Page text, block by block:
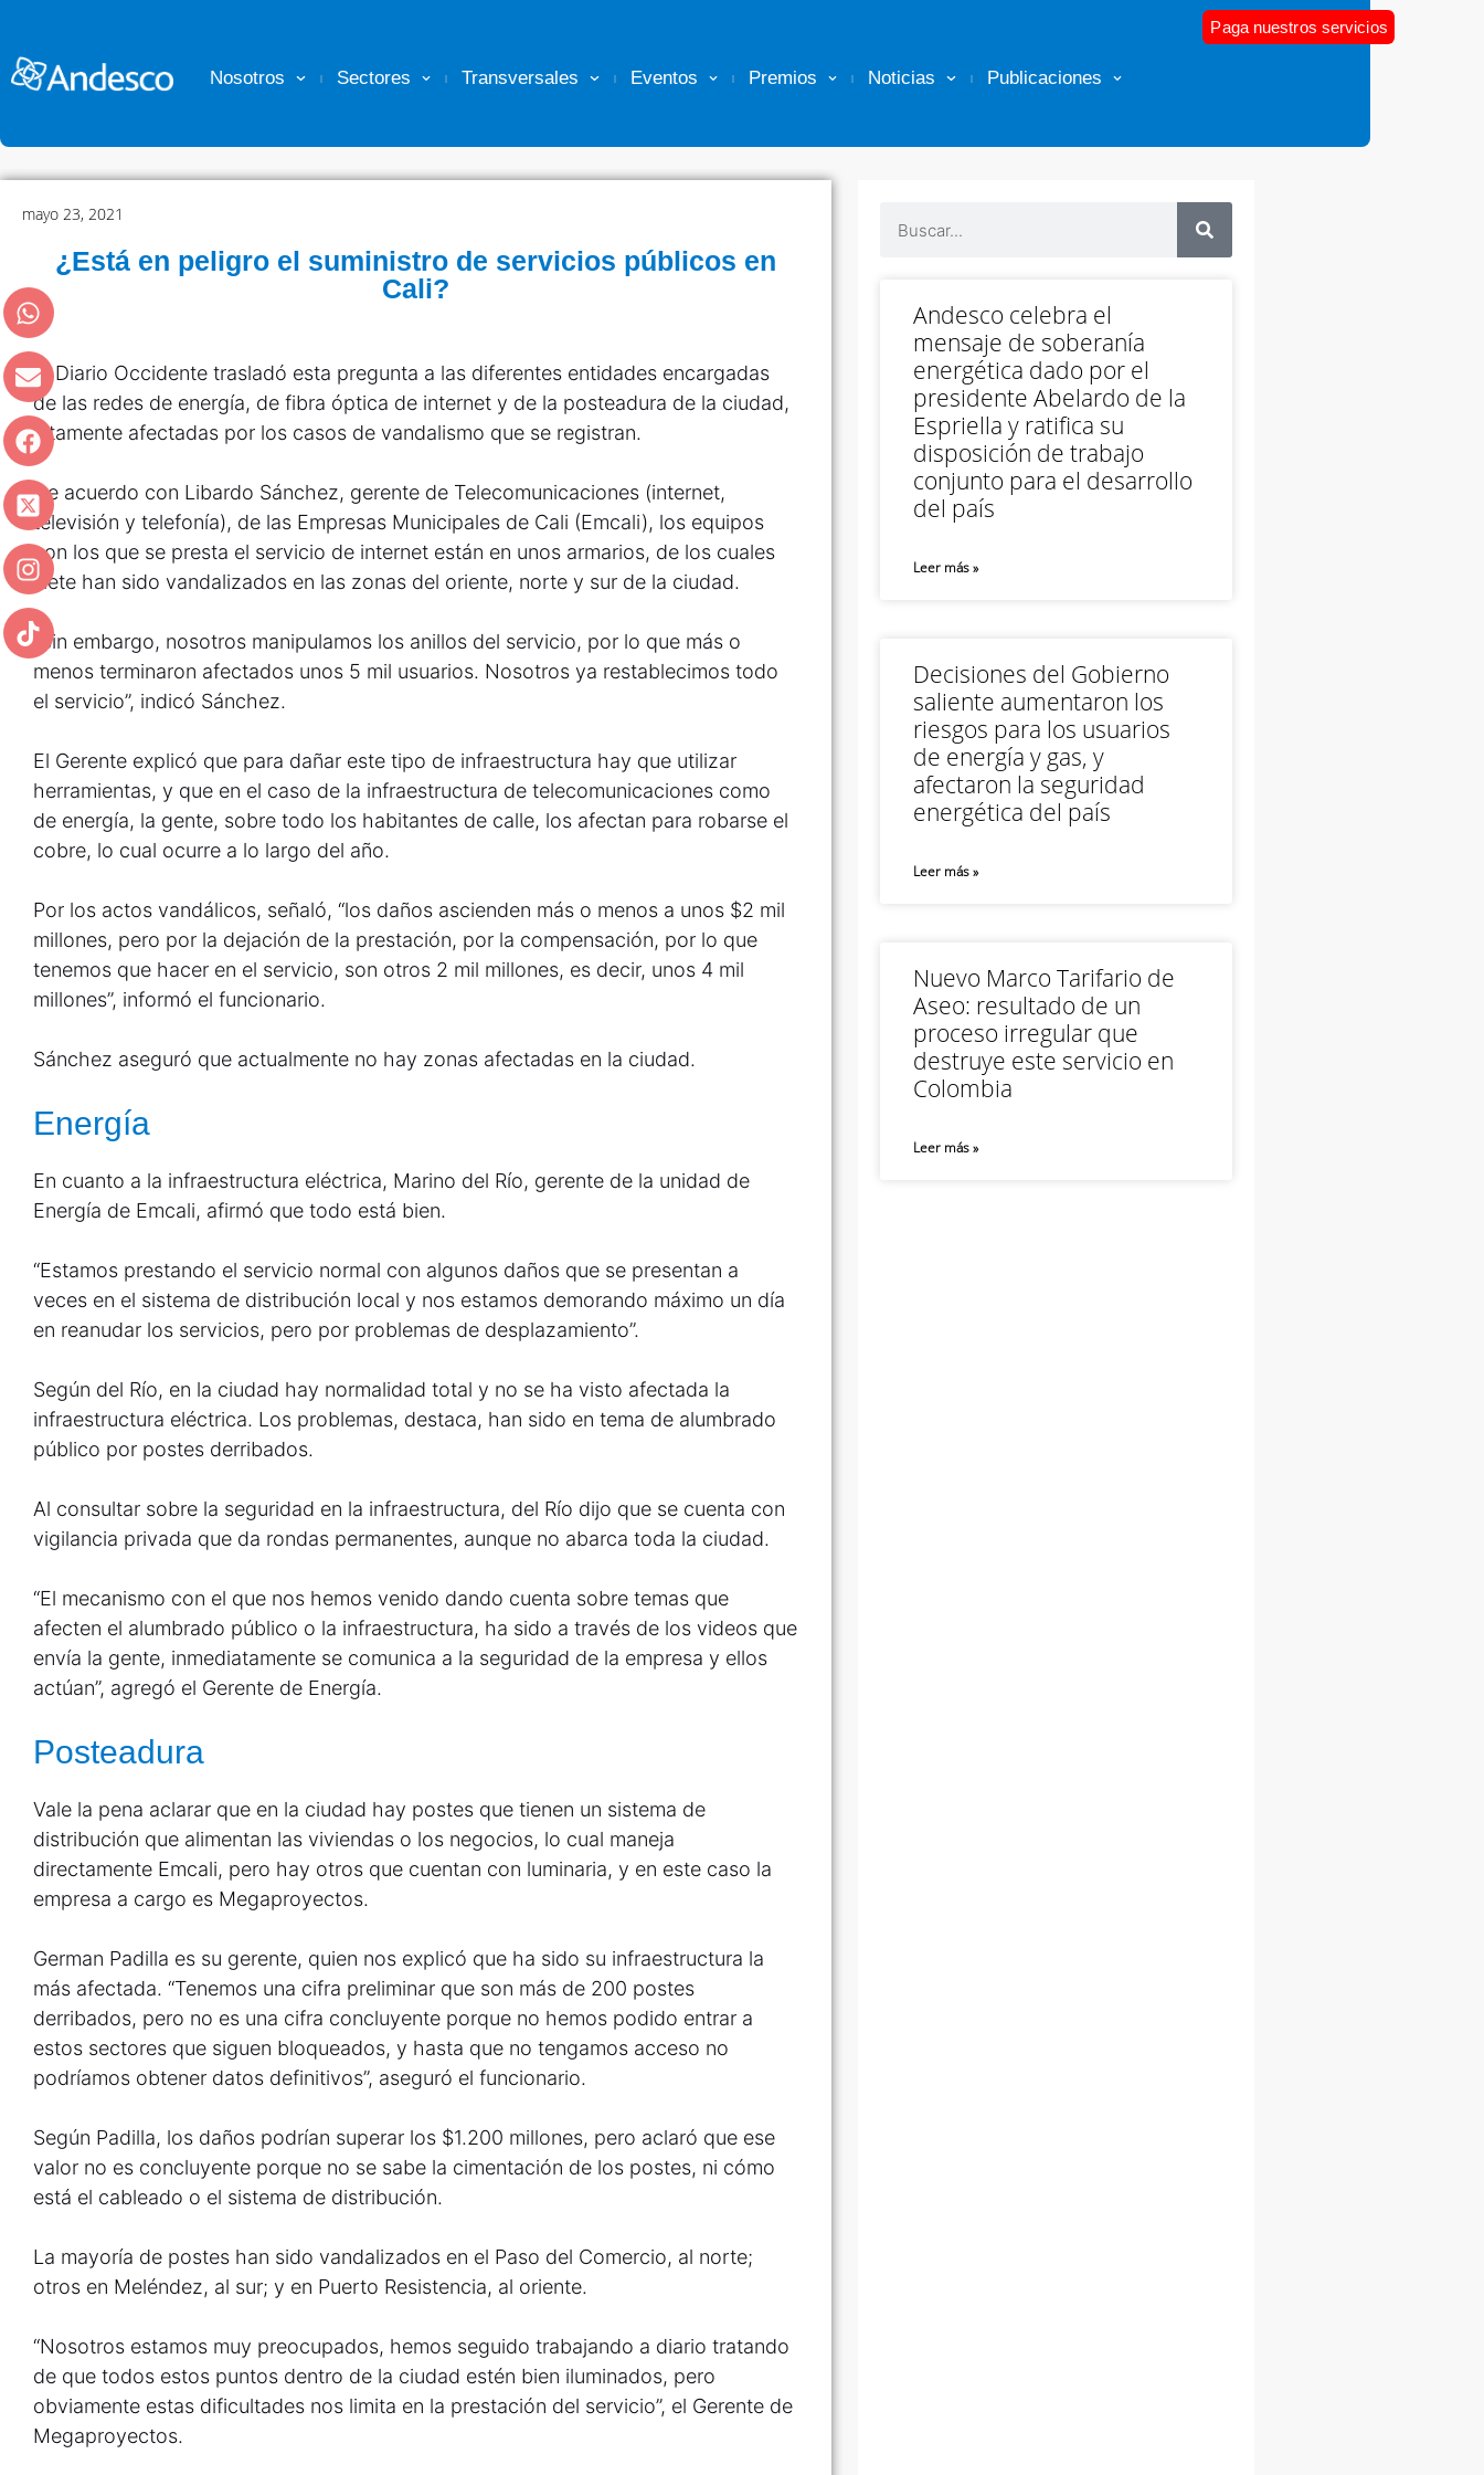
Nosotros Sectores Transversales Eventos Premios Noticias Publicaciones
Paga nuestros servicios
mayo 23, 2021
¿Está en peligro el suministro de servicios públicos en
Cali?
El Diario Occidente trasladó esta pregunta a las diferentes entidades encargadas
de las redes de energía, de fibra óptica de internet y de la posteadura de la ciudad,
altamente afectadas por los casos de vandalismo que se registran.
De acuerdo con Libardo Sánchez, gerente de Telecomunicaciones (internet,
televisión y telefonía), de las Empresas Municipales de Cali (Emcali), los equipos
con los que se presta el servicio de internet están en unos armarios, de los cuales
siete han sido vandalizados en las zonas del oriente, norte y sur de la ciudad.
“Sin embargo, nosotros manipulamos los anillos del servicio, por lo que más o
menos terminaron afectados unos 5 mil usuarios. Nosotros ya restablecimos todo
el servicio”, indicó Sánchez.
El Gerente explicó que para dañar este tipo de infraestructura hay que utilizar
herramientas, y que en el caso de la infraestructura de telecomunicaciones como
de energía, la gente, sobre todo los habitantes de calle, los afectan para robarse el
cobre, lo cual ocurre a lo largo del año.
Por los actos vandálicos, señaló, “los daños ascienden más o menos a unos $2 mil
millones, pero por la dejación de la prestación, por la compensación, por lo que
tenemos que hacer en el servicio, son otros 2 mil millones, es decir, unos 4 mil
millones”, informó el funcionario.
Sánchez aseguró que actualmente no hay zonas afectadas en la ciudad.
Energía
En cuanto a la infraestructura eléctrica, Marino del Río, gerente de la unidad de
Energía de Emcali, afirmó que todo está bien.
“Estamos prestando el servicio normal con algunos daños que se presentan a
veces en el sistema de distribución local y nos estamos demorando máximo un día
en reanudar los servicios, pero por problemas de desplazamiento”.
Según del Río, en la ciudad hay normalidad total y no se ha visto afectada la
infraestructura eléctrica. Los problemas, destaca, han sido en tema de alumbrado
público por postes derribados.
Al consultar sobre la seguridad en la infraestructura, del Río dijo que se cuenta con
vigilancia privada que da rondas permanentes, aunque no abarca toda la ciudad.
“El mecanismo con el que nos hemos venido dando cuenta sobre temas que
afecten el alumbrado público o la infraestructura, ha sido a través de los videos que
envía la gente, inmediatamente se comunica a la seguridad de la empresa y ellos
actúan”, agregó el Gerente de Energía.
Posteadura
Vale la pena aclarar que en la ciudad hay postes que tienen un sistema de
distribución que alimentan las viviendas o los negocios, lo cual maneja
directamente Emcali, pero hay otros que cuentan con luminaria, y en este caso la
empresa a cargo es Megaproyectos.
German Padilla es su gerente, quien nos explicó que ha sido su infraestructura la
más afectada. “Tenemos una cifra preliminar que son más de 200 postes
derribados, pero no es una cifra concluyente porque no hemos podido entrar a
estos sectores que siguen bloqueados, y hasta que no tengamos acceso no
podríamos obtener datos definitivos”, aseguró el funcionario.
Según Padilla, los daños podrían superar los $1.200 millones, pero aclaró que ese
valor no es concluyente porque no se sabe la cimentación de los postes, ni cómo
está el cableado o el sistema de distribución.
La mayoría de postes han sido vandalizados en el Paso del Comercio, al norte;
otros en Meléndez, al sur; y en Puerto Resistencia, al oriente.
“Nosotros estamos muy preocupados, hemos seguido trabajando a diario tratando
de que todos estos puntos dentro de la ciudad estén bien iluminados, pero
obviamente estas dificultades nos limita en la prestación del servicio”, el Gerente de
Megaproyectos.
Andesco celebra el
mensaje de soberanía
energética dado por el
presidente Abelardo de la
Espriella y ratifica su
disposición de trabajo
conjunto para el desarrollo
del país
Leer más »
Decisiones del Gobierno
saliente aumentaron los
riesgos para los usuarios
de energía y gas, y
afectaron la seguridad
energética del país
Leer más »
Nuevo Marco Tarifario de
Aseo: resultado de un
proceso irregular que
destruye este servicio en
Colombia
Leer más »